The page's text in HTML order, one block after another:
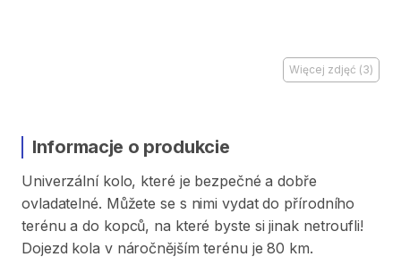
Więcej zdjęć (3)
Informacje o produkcie
Univerzální kolo​​​​​​​​​​​,​ které je bezpečné a dobře
ovladatelné. Můžete se s nimi vydat do přírodního
terénu a do kopců​​​​​​​​​​​,​ na které byste si jinak netroufli!
Dojezd kola v náročnějším terénu je 80 km.